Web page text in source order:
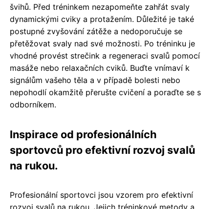
švihů. Před tréninkem nezapomeňte zahřát svaly
dynamickými cviky a protažením. Důležité je také
postupné zvyšování zátěže a nedoporučuje se
přetěžovat svaly nad své možnosti. Po tréninku je
vhodné provést strečink a regeneraci svalů pomocí
masáže nebo relaxačních cviků. Buďte vnímaví k
signálům vašeho těla a v případě bolesti nebo
nepohodlí okamžitě přerušte cvičení a poraďte se s
odborníkem.
Inspirace od profesionálních
sportovců pro efektivní rozvoj svalů
na rukou.
Profesionální sportovci jsou vzorem pro efektivní
rozvoj svalů na rukou. Jejich tréninkové metody a